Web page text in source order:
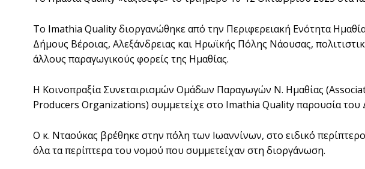
Το Imathia Quality διοργανώθηκε από την Περιφερειακή Ενότητα
Δήμους Βέροιας, Αλεξάνδρειας και Ηρωϊκής Πόλης Νάουσας,
άλλους παραγωγικούς φορείς της Ημαθίας.
Η Κοινοπραξία Συνεταιρισμών Ομάδων Παραγωγών Ν. Ημαθίας
Producers Organizations) συμμετείχε στο Imathia Quality παρουσία του
Ο κ. Νταούκας βρέθηκε στην πόλη των Ιωαννίνων, στο ειδικό
όλα τα περίπτερα του νομού που συμμετείχαν στη διοργάνωση.